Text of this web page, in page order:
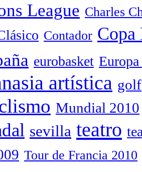
League Charles
Contador Copa
eurobasket
artística golf
Mundial 2010
sevilla teatro
Tour de Francia 2010